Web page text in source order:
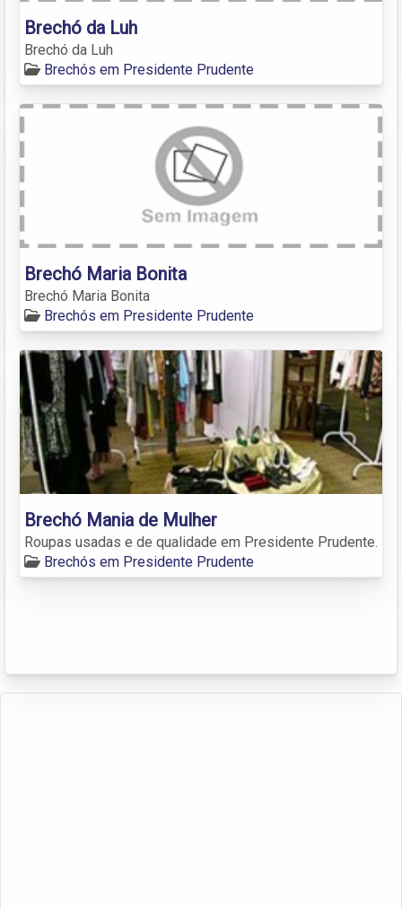
Brechó da Luh
Brechó da Luh
Brechós em Presidente Prudente
Brechó Maria Bonita
Brechó Maria Bonita
Brechós em Presidente Prudente
Brechó Mania de Mulher
Roupas usadas e de qualidade em Presidente Prudente.
Brechós em Presidente Prudente